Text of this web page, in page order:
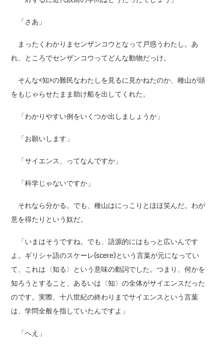
「さあ」
まったくわかりまセンザンコウとなって戸惑うわたし。あ
れ、ところでセンザンコウってどんな動物だっけ。
そんな<知>の難民なわたしを見るに見かねたのか、種山が頭
をもじゃらせたまま助け船を出してくれた。
「わかりやすい例をいくつか出しましょうか」
「お願いします」
「サイエンス、ってなんですか」
「科学じゃないですか」
それなら分かる。でも、種山はにっこりとほほ笑んだ。わが
意を得たりという奴だ。
「いまはそうですね。でも、語源的にはもっと広いんです
よ。ギリシャ語のスケーレ(scere)という言葉が元になってい
て、これは〈知る〉という意味の動詞でした。つまり、何かを
知ろうとすること、あるいは〈知〉の全体がサイエンスだった
のです。実際、十八世紀の終わりまでサイエンスという言葉
は、学問全般を指していたんですよ」
「へえ」